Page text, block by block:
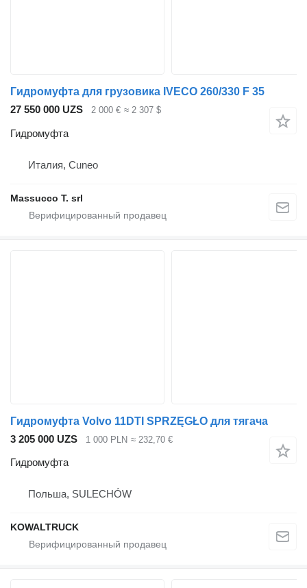
Гидромуфта для грузовика IVECO 260/330 F 35
27 550 000 UZS
2 000 € ≈ 2 307 $
Гидромуфта
Италия, Cuneo
Massucco T. srl
Гидромуфта Volvo 11DTI SPRZĘGŁO для тягача
3 205 000 UZS
1 000 PLN ≈ 232,70 €
Гидромуфта
Польша, SULECHÓW
KOWALTRUCK